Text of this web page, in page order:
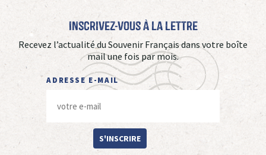
Inscrivez-vous à La Lettre
Recevez l’actualité du Souvenir Français dans votre boîte
mail une fois par mois.
ADRESSE E-MAIL
S'INSCRIRE